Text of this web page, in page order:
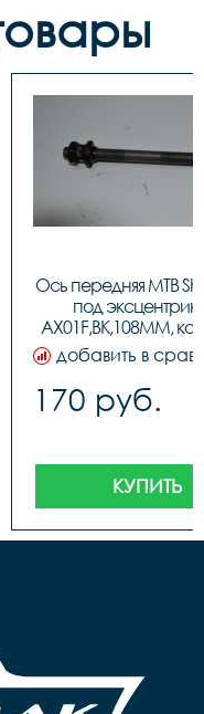
Ось передняя МТВ
под эксцентрик
AX01F,BK,108MM,
добавить в
170 руб.
КУПИТЬ